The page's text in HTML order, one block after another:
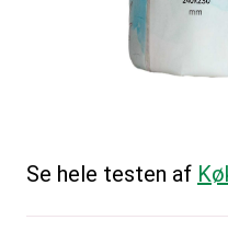
Se hele testen af